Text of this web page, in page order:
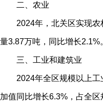
二、农业
2024年，北关区实现
量3.87万吨，同比增长
三、工业和建筑业
2024年全区规模以上
加值同比增长6.3%，占全